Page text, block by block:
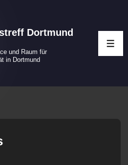
Dortmund
und Raum für
in Dortmund